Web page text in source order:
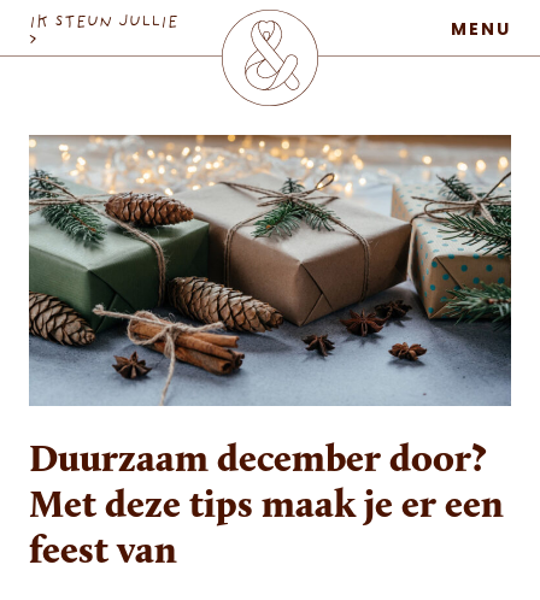
MaatschapWij
MENU
IK STEUN JULLIE
>
Duurzaam december door?
Met deze tips maak je er een
feest van